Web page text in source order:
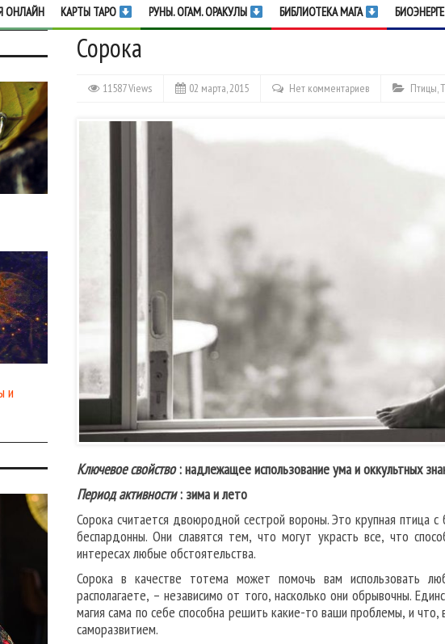
ОНЛАЙН КАРТЫ ТАРО РУНЫ. ОГАМ. ОРАКУЛЫ БИБЛИОТЕКА МАГА
Сорока
11587 Views 02 марта, 2015 Нет комментариев Птицы,
Ключевое свойство: надлежащее использование ума и оккультных
Период активности: зима и лето
Сорока считается двоюродной сестрой вороны. Это крупная птица
беспардонны. Они славятся тем, что могут украсть все, что
интересах любые обстоятельства.
Сорока в качестве тотема может помочь вам использовать
располагаете, – независимо от того, насколько они обрывочны.
магия сама по себе способна решить какие-то ваши проблемы, и
саморазвитием.
и